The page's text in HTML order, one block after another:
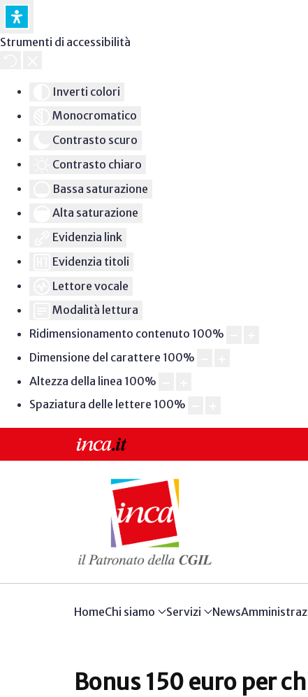
Strumenti di accessibilità
Inverti colori
Monocromatico
Contrasto scuro
Contrasto chiaro
Bassa saturazione
Alta saturazione
Evidenzia link
Evidenzia titoli
Lettore vocale
Modalità lettura
Ridimensionamento contenuto 100%
Dimensione del carattere 100%
Altezza della linea 100%
Spaziatura delle lettere 100%
HomeChi siamo Servizi News
Bonus 150 euro per